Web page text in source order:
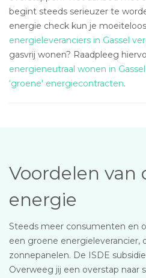
begint steeds serieuzer te
energie check kun je
energieleveranciers in Gassel
gasvrij wonen? Raadpleeg
energieneutraal wonen in Gassel
‘groene’ energiecontracten.
Voordelen van
energie
Steeds meer consumenten en
een groene
zonnepanelen. De ISDE
Overweeg jij een overstap naar